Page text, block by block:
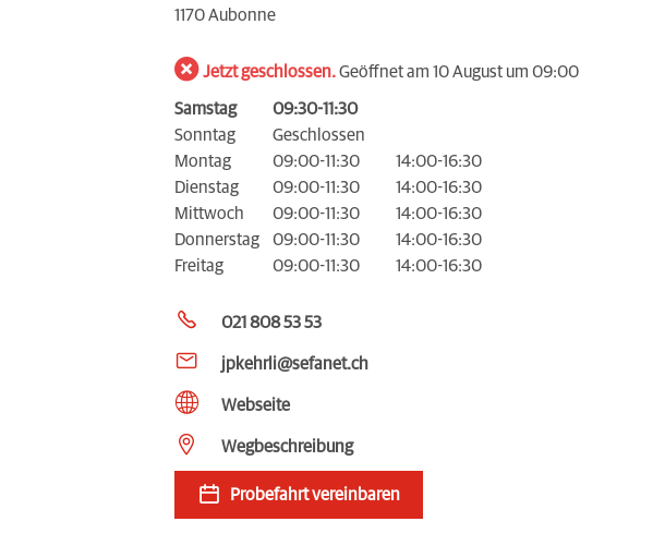
1170 Aubonne
Jetzt geschlossen.Geöffnet am 10 August um 09:00
Samstag
09:30-11:30
Sonntag
Geschlossen
Montag
09:00-11:30
14:00-16:30
Dienstag
09:00-11:30
14:00-16:30
Mittwoch
09:00-11:30
14:00-16:30
Donnerstag
09:00-11:30
14:00-16:30
Freitag
09:00-11:30 14:00-16:30
021 808 53 53
jpkehrli@sefanet.ch
Webseite
Wegbeschreibung
Probefahrt vereinbaren